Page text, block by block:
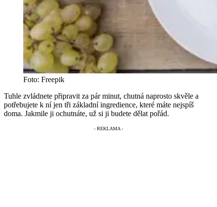
Foto: Freepik
Tuhle zvládnete připravit za pár minut, chutná naprosto skvěle a
potřebujete k ní jen tři základní ingredience, které máte nejspíš
doma. Jakmile ji ochutnáte, už si ji budete dělat pořád.